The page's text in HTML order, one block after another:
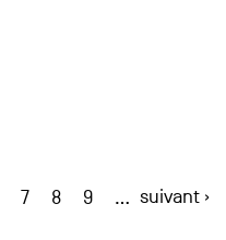
7 8 9 … suivant ›